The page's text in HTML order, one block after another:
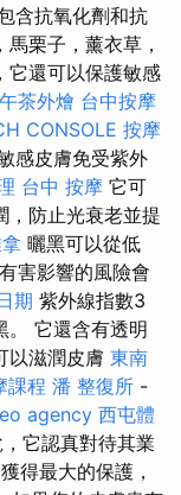
含抗氧化劑和抗
栗子，薰衣草，
它還可以保護敏感
茶外燴 台中按摩
CONSOLE 按摩
感皮膚免受紫外
台中 按摩 它可
，防止光衰老並提
曬黑可以從低
害影響的風險會
期 紫外線指數3
。 它還含有透明
以滋潤皮膚 東南
課程 潘 整復所 -
agency 西屯體
它認真對待其業
得最大的保護，